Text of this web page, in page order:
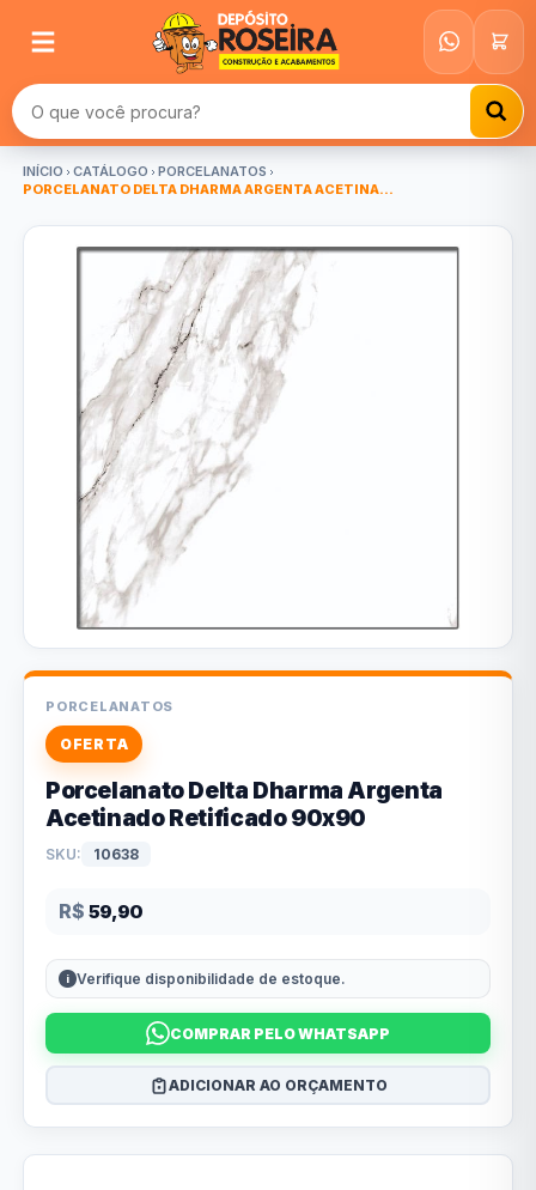
Buscar produtos
INÍCIO CATÁLOGO
PORCELANATOS
PORCELANATO DELTA DHARMA ARGENTA ACETINA...
PORCELANATOS
OFERTA
Porcelanato Delta Dharma Argenta
Acetinado Retificado 90x90
SKU: 10638
R$ 59,90
Verifique disponibilidade de estoque.
COMPRAR PELO WHATSAPP
ADICIONAR AO ORÇAMENTO